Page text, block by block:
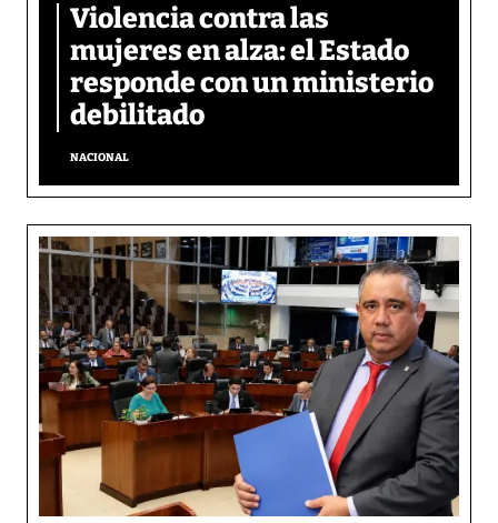
Violencia contra las
mujeres en alza: el Estado
responde con un ministerio
debilitado
NACIONAL